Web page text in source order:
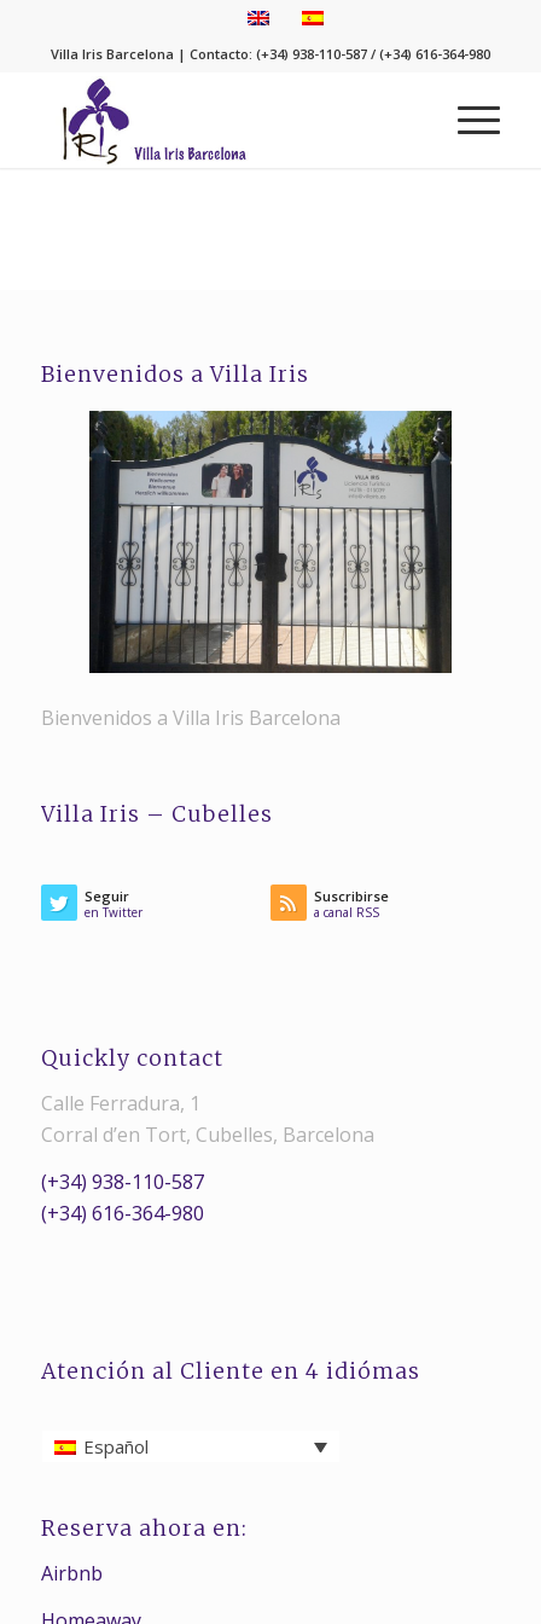
Villa Iris Barcelona | Contacto: (+34) 938-110-587 / (+34) 616-364-980
Bienvenidos a Villa Iris
Bienvenidos a Villa Iris Barcelona
Villa Iris – Cubelles
Seguir
en Twitter
Suscribirse
a canal RSS
Quickly contact
Calle Ferradura, 1
Corral d’en Tort, Cubelles, Barcelona
(+34) 938-110-587
(+34) 616-364-980
Atención al Cliente en 4 idiómas
Español
Reserva ahora en:
Airbnb